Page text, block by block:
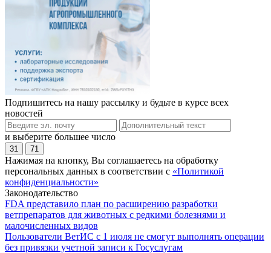
Подпишитесь на нашу рассылку и будьте в курсе всех
новостей
и выберите большее число
31 71
Нажимая на кнопку, Вы соглашаетесь на обработку
персональных данных в соответствии с «Политикой
конфиденциальности»
Законодательство
FDA представило план по расширению разработки
ветпрепаратов для животных с редкими болезнями и
малочисленных видов
Пользователи ВетИС с 1 июля не смогут выполнять операции
без привязки учетной записи к Госуслугам